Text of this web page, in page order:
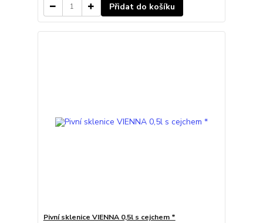
Přidat do košíku
Pivní sklenice VIENNA 0,5l s cejchem *